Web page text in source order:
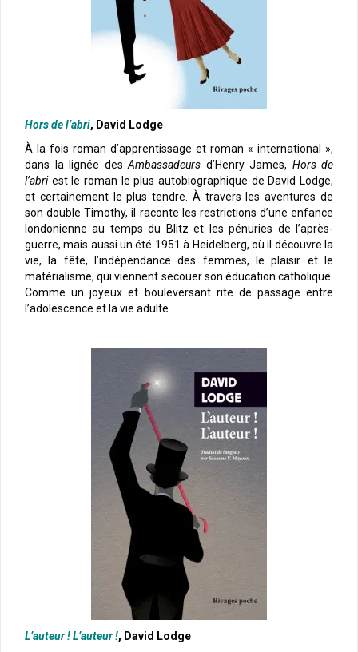
Hors de l’abri, David Lodge
À la fois roman d’apprentissage et roman « international »,
dans la lignée des Ambassadeurs d’Henry James, Hors de
l’abriest le roman le plus autobiographique de David Lodge,
et certainement le plus tendre. À travers les aventures de
son double Timothy, il raconte les restrictions d’une enfance
londonienne au temps du Blitz et les pénuries de l’après-
guerre, mais aussi un été 1951 à Heidelberg, où il découvre la
vie, la fête, l’indépendance des femmes, le plaisir et le
matérialisme, qui viennent secouer son éducation catholique.
Comme un joyeux et bouleversant rite de passage entre
l’adolescence et la vie adulte.
L’auteur ! L’auteur !, David Lodge